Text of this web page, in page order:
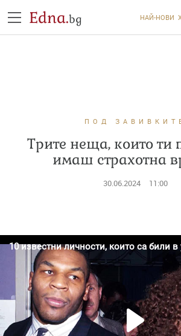
Edna.bg НАЙ-НОВИ
ПОД
Трите неща, които ти
имаш страхотна
30.06.2024 11:00